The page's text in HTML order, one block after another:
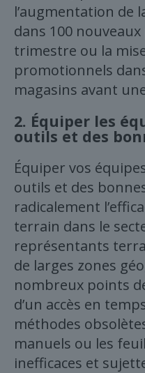
l’augmentation de
dans 100
trimestre ou la
promotionnels
magasins avant
2. Équiper les
outils et des
Équiper vos
outils et des
radicalement
terrain dans le
représentants
de larges zones
nombreux points
d’un accès en
méthodes
manuels ou les
inefficaces et